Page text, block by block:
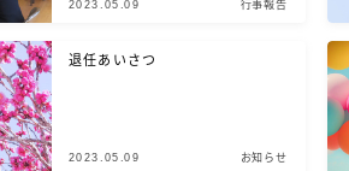
2023.05.09 行事報告
退任あいさつ
2023.05.09 お知らせ